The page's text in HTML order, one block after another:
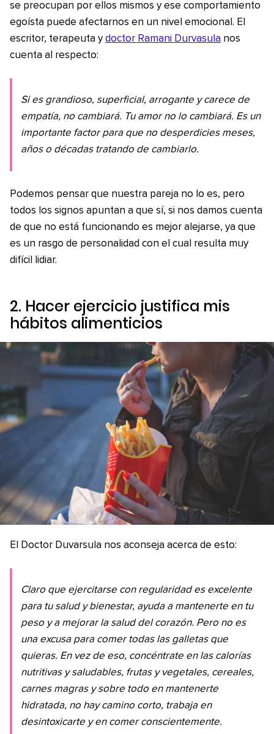
se preocupan por ellos mismos y ese comportamiento
egoísta puede afectarnos en un nivel emocional. El
escritor, terapeuta ydoctor Ramani Durvasula nos
cuenta al respecto:
Si es grandioso, superficial, arrogante y carece de
empatía, no cambiará. Tu amor no lo cambiará. Es un
importante factor para que no desperdicies meses,
años o décadas tratando de cambiarlo.
Podemos pensar que nuestra pareja no lo es, pero
todos los signos apuntan a que sí, si nos damos cuenta
de que no está funcionando es mejor alejarse, ya que
es un rasgo de personalidad con el cual resulta muy
difícil lidiar.
2. Hacer ejercicio justifica mis
hábitos alimenticios
El Doctor Duvarsula nos aconseja acerca de esto:
Claro que ejercitarse con regularidad es excelente
para tu salud y bienestar, ayuda a mantenerte en tu
peso y a mejorar la salud del corazón. Pero no es
una excusa para comer todas las galletas que
quieras. En vez de eso, concéntrate en las calorías
nutritivas y saludables, frutas y vegetales, cereales,
carnes magras y sobre todo en mantenerte
hidratada, no hay camino corto, trabaja en
desintoxicarte y en comer conscientemente.